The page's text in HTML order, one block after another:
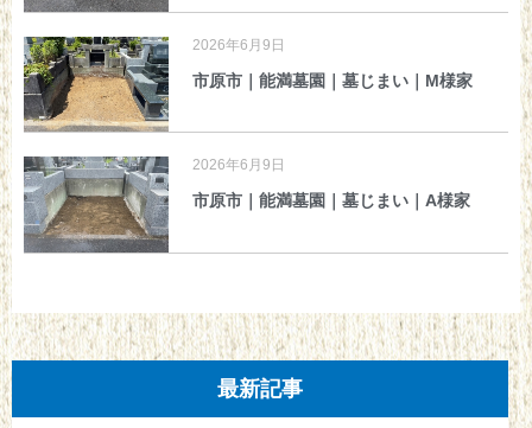
市原市｜能満墓園｜墓じまい｜M様家
2026年6月9日
市原市｜能満墓園｜墓じまい｜A様家
2026年6月9日
最新記事